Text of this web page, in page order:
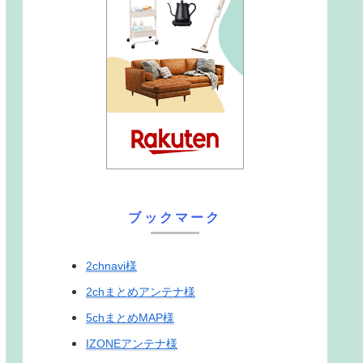
ブックマーク
2chnavi様
2chまとめアンテナ様
5chまとめMAP様
IZONEアンテナ様